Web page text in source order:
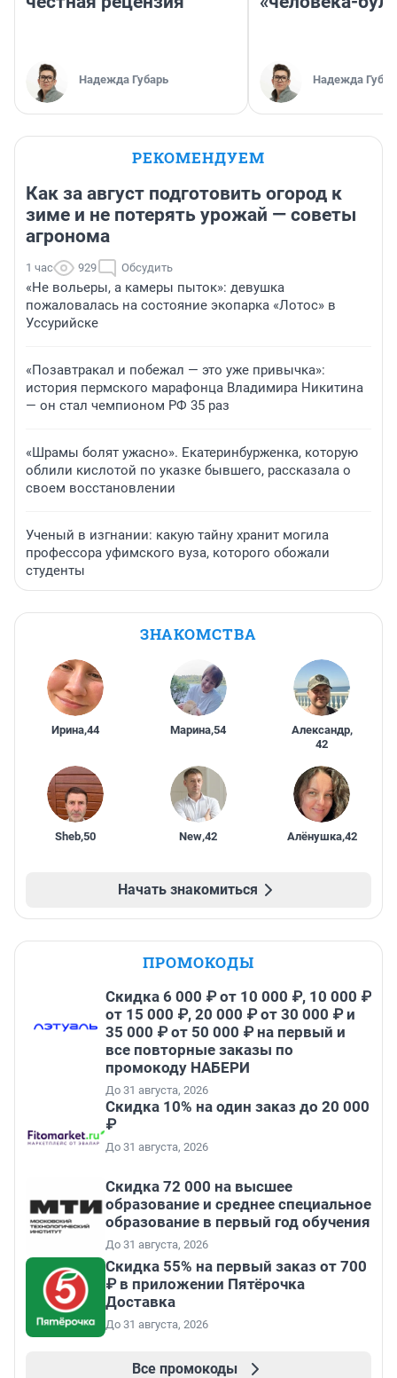
Надежда Губарь Надежда
РЕКОМЕНДУЕМ
Как за август подготовить огород к
зиме и не потерять урожай — советы
агронома
1 час 929 Обсудить
«Не вольеры, а камеры пыток»: девушка
пожаловалась на состояние экопарка «Лотос» в
Уссурийске
«Позавтракал и побежал — это уже привычка»:
история пермского марафонца Владимира Никитина
— он стал чемпионом РФ 35 раз
«Шрамы болят ужасно». Екатеринбурженка, которую
облили кислотой по указке бывшего, рассказала о
своем восстановлении
Ученый в изгнании: какую тайну хранит могила
профессора уфимского вуза, которого обожали
студенты
ЗНАКОМСТВА
Ирина,44 Марина,54 Александр,
42
Sheb,50 New,42 Алёнушка,42
Начать знакомиться
ПРОМОКОДЫ
Скидка 6 000 ₽ от 10 000 ₽, 10 000 ₽
от 15 000 ₽, 20 000 ₽ от 30 000 ₽ и
35 000 ₽ от 50 000 ₽ на первый и
все повторные заказы по
промокоду НАБЕРИ
До 31 августа, 2026
Скидка 10% на один заказ до 20 000
₽
До 31 августа, 2026
Скидка 72 000 на высшее
образование и среднее специальное
образование в первый год обучения
До 31 августа, 2026
Скидка 55% на первый заказ от 700
₽ в приложении Пятёрочка
Доставка
До 31 августа, 2026
Все промокоды